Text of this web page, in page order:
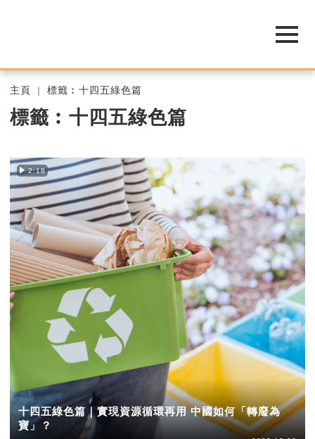
主頁 標籤︰十四五綠色篇
標籤︰十四五綠色篇
2:18
十四五綠色篇｜實現資源循環再用 中國如何「轉廢為
寶」？